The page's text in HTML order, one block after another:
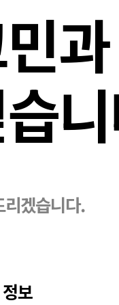
과
겠습니다.
보